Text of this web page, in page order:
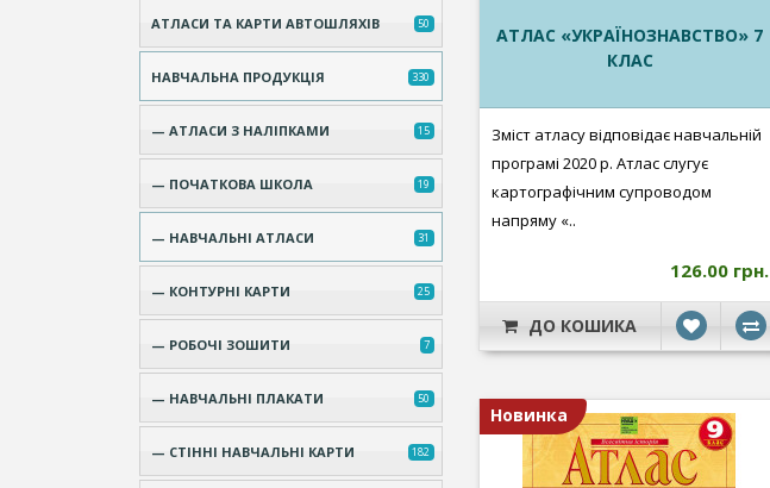
АТЛАСИ ТА КАРТИ АВТОШЛЯХІВ 50
НАВЧАЛЬНА ПРОДУКЦІЯ 330
— АТЛАСИ З НАЛІПКАМИ 15
— ПОЧАТКОВА ШКОЛА 19
— НАВЧАЛЬНІ АТЛАСИ 31
— КОНТУРНІ КАРТИ 25
— РОБОЧІ ЗОШИТИ 7
— НАВЧАЛЬНІ ПЛАКАТИ 50
— СТІННІ НАВЧАЛЬНІ КАРТИ 182
АТЛАС «УКРАЇНОЗНАВСТВО» 7
КЛАС
Зміст атласу відповідає навчальній
програмі 2020 р. Атлас слугує
картографічним супроводом
напряму «..
126.00 грн.
ДО КОШИКА
Новинка